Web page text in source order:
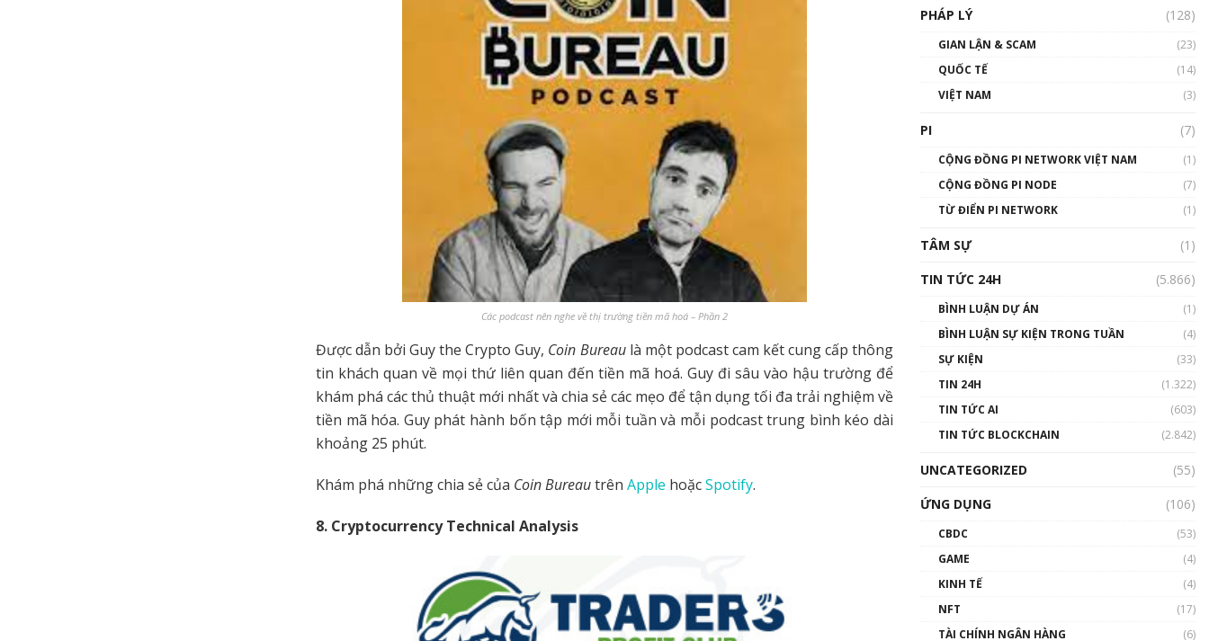
Các podcast nên nghe về thị trường tiền mã hoá – Phần 2
Được dẫn bởi Guy the Crypto Guy, Coin Bureaulà một podcast cam kết cung cấp thông
tin khách quan về mọi thứ liên quan đến tiền mã hoá. Guy đi sâu vào hậu trường để
khám phá các thủ thuật mới nhất và chia sẻ các mẹo để tận dụng tối đa trải nghiệm về
tiền mã hóa. Guy phát hành bốn tập mới mỗi tuần và mỗi podcast trung bình kéo dài
khoảng 25 phút.
Khám phá những chia sẻ của Coin Bureautrên Apple hoặcSpotify.
8. Cryptocurrency Technical Analysis
01:32:59
Talkshow17: Mùa đông
Crypto – Chiếc khăn gió ấm
01:49:30
Talkshow 14: MemeCoin –
PHÁP LÝ
(128)
GIAN LẬN & SCAM
(23)
QUỐC TẾ
(14)
VIỆT NAM
(3)
PI (7)
CỘNG ĐỒNG PI NETWORK VIỆT NAM
(1)
CỘNG ĐỒNG PI NODE
(7)
TỪ ĐIỂN PI NETWORK
(1)
TÂM SỰ
(1)
TIN TỨC 24H
(5.866)
BÌNH LUẬN DỰ ÁN
(1)
BÌNH LUẬN SỰ KIỆN TRONG TUẦN
(4)
SỰ KIỆN
(33)
TIN 24H
(1.322)
TIN TỨC AI
(603)
TIN TỨC BLOCKCHAIN
(2.842)
UNCATEGORIZED
(55)
ỨNG DỤNG
(106)
CBDC
(53)
GAME
(4)
KINH TẾ
(4)
NFT
(17)
TÀI CHÍNH NGÂN HÀNG
(6)